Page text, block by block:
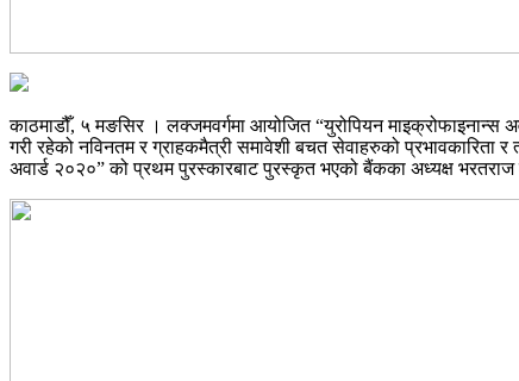
काठमाडौँ, ५ मङसिर । लक्जमवर्गमा आयोजित “युरोपियन
गरी रहेको नविनतम र ग्राहकमैत्री समावेशी बचत सेवाहरुको प्रभावकारिता
अवार्ड २०२०” को प्रथम पुरस्कारबाट पुरस्कृत भएको बैंकका अध्यक्ष